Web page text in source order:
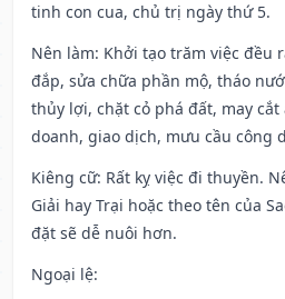
tinh con cua, chủ trị ngày thứ 5.
Nên làm: Khởi tạo trăm việc đều
đắp, sửa chữa phần mộ, tháo
thủy lợi, chặt cỏ phá đất, may cắt
doanh, giao dịch, mưu cầu công
Kiêng cữ: Rất kỵ việc đi thuyền.
Giải hay Trại hoặc theo tên của
đặt sẽ dễ nuôi hơn.
Ngoại lệ: